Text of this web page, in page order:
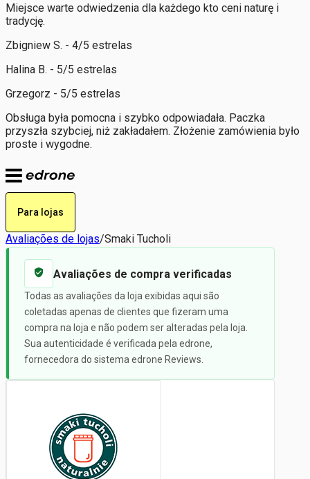
Miejsce warte odwiedzenia dla każdego kto ceni naturę i
tradycję.
Zbigniew S. - 4/5 estrelas
Halina B. - 5/5 estrelas
Grzegorz - 5/5 estrelas
Obsługa była pomocna i szybko odpowiadała. Paczka
przyszła szybciej, niż zakładałem. Złożenie zamówienia było
proste i wygodne.
Para lojas
Avaliações de lojas/Smaki Tucholi
Avaliações de compra verificadas
Todas as avaliações da loja exibidas aqui são
coletadas apenas de clientes que fizeram uma
compra na loja e não podem ser alteradas pela loja.
Sua autenticidade é verificada pela edrone,
fornecedora do sistema edrone Reviews.